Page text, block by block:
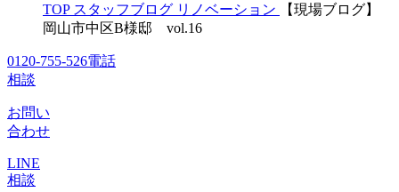
TOP スタッフブログ リノベーション
【現場ブログ】
岡山市中区B様邸 vol.16
0120-755-526電話
相談
お問い
合わせ
LINE
相談